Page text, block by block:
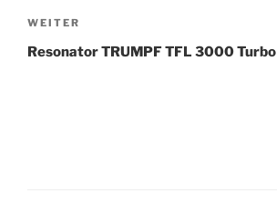
Nächster
Beitrag
WEITER
Resonator TRUMPF TFL 3000 Turbo